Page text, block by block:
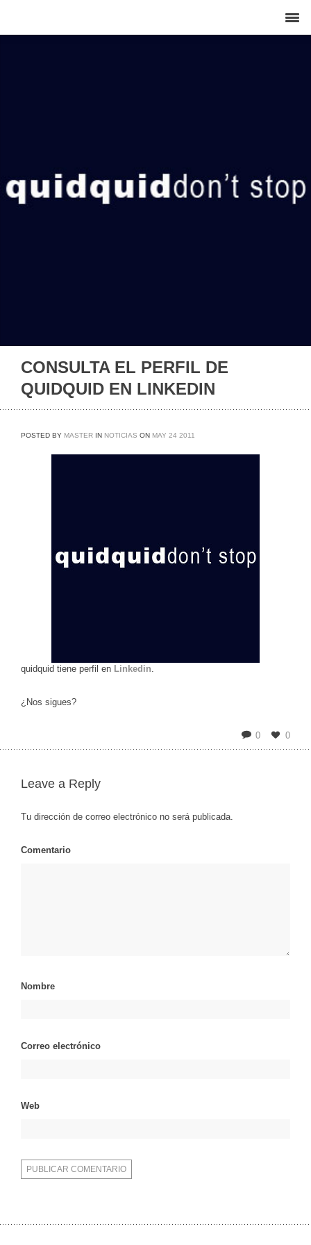
CONSULTA EL PERFIL DE
QUIDQUID EN LINKEDIN
POSTED BY MASTER IN NOTICIAS ON MAY 24 2011
quidquid tiene perfil en Linkedin.
¿Nos sigues?
0 0
Leave a Reply
Tu dirección de correo electrónico no será publicada.
Comentario
Nombre
Correo electrónico
Web